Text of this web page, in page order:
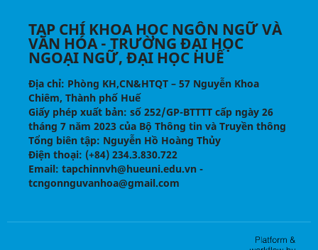
TẠP CHÍ KHOA HỌC NGÔN NGỮ VÀ
VĂN HÓA - TRƯỜNG ĐẠI HỌC
NGOẠI NGỮ, ĐẠI HỌC HUẾ
Địa chỉ: Phòng KH,CN&HTQT – 57 Nguyễn Khoa
Chiêm, Thành phố Huế
Giấy phép xuất bản: số 252/GP-BTTTT cấp ngày 26
tháng 7 năm 2023 của Bộ Thông tin và Truyền thông
Tổng biên tập: Nguyễn Hồ Hoàng Thủy
Điện thoại: (+84) 234.3.830.722
Email: tapchinnvh@hueuni.edu.vn -
tcngonnguvanhoa@gmail.com